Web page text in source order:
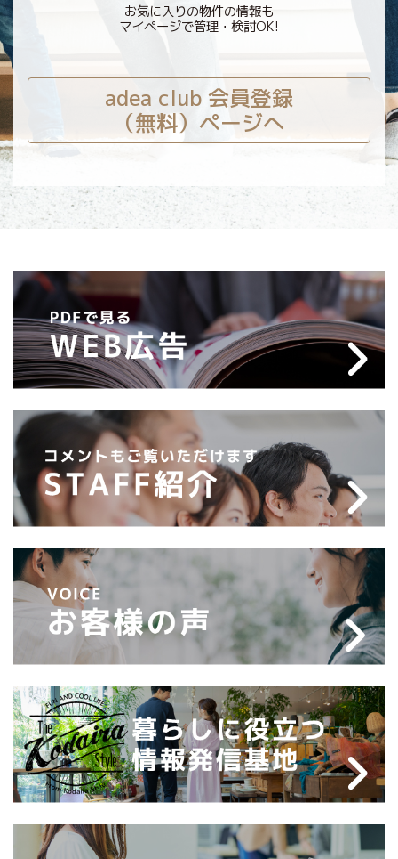
お気に入りの物件の情報も
マイページで管理・検討OK!
adea club 会員登録
（無料）ページへ